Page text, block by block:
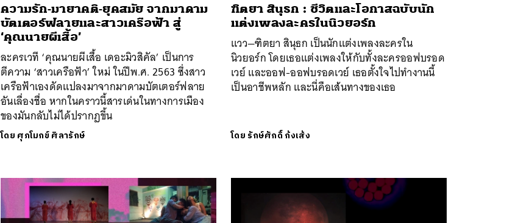
ความรัก-มายาคติ-ยุคสมัย จากมาดาม
บัตเตอร์ฟลายและสาวเครือฟ้า สู่
‘คุณนายผีเสื้อ’
ละครเวที ‘คุณนายผีเสื้อ เดอะมิวสิคัล’ เป็นการ
ตีความ ‘สาวเครือฟ้า’ ใหม่ ในปีพ.ศ. 2563 ซึ่งสาว
เครือฟ้าเองดัดแปลงมาจากมาดามบัตเตอร์ฟลาย
อันเลื่องชื่อ หากในคราวนี้สารเด่นในทางการเมือง
ของมันกลับไม่ได้ปรากฏขึ้น
โดย ศุภโมกข์ ศิลารักษ์
ฑิตยา สินุธก : ชีวิตและโอกาสฉบับนัก
แต่งเพลงละครในนิวยอร์ก
แวว—ฑิตยา สินุธก เป็นนักแต่งเพลงละครใน
นิวยอร์ก โดยเธอแต่งเพลงให้กับทั้งละครออฟบรอด
เวย์ และออฟ-ออฟบรอดเวย์ เธอตั้งใจไปทำงานนี้
เป็นอาชีพหลัก และนี่คือเส้นทางของเธอ
โดย รักษ์ศักดิ์ ก้งเส้ง